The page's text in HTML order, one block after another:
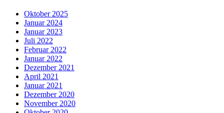
Oktober 2025
Januar 2024
Januar 2023
Juli 2022
Februar 2022
Januar 2022
Dezember 2021
April 2021
Januar 2021
Dezember 2020
November 2020